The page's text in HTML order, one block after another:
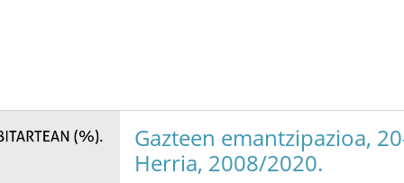
Gazteen emantzipazioa,
Herria, 2008/2020.